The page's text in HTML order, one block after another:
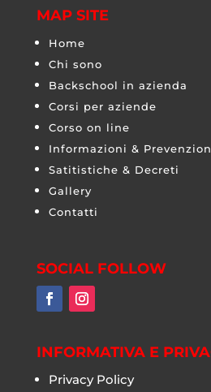
MAP SITE
Home
Chi sono
Backschool in azienda
Corsi per aziende
Corso on line
Informazioni &
Satitistiche & Decreti
Gallery
Contatti
SOCIAL FOLLOW
INFORMATIVA E
Privacy Policy